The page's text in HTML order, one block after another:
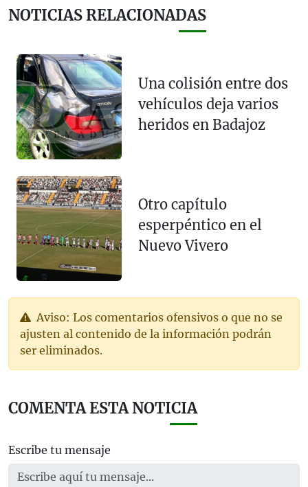
NOTICIAS RELACIONADAS
Una colisión entre dos
vehículos deja varios
heridos en Badajoz
Otro capítulo
esperpéntico en el
Nuevo Vivero
Aviso: Los comentarios ofensivos o que no se
ajusten al contenido de la información podrán
ser eliminados.
COMENTA ESTA NOTICIA
Escribe tu mensaje